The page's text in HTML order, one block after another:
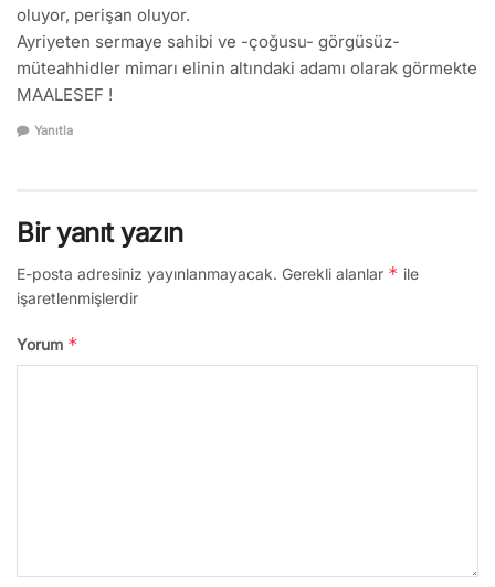
oluyor, perişan oluyor.
Ayriyeten sermaye sahibi ve -çoğusu- görgüsüz-
müteahhidler mimarı elinin altındaki adamı olarak görmekte
MAALESEF !
Yanıtla
Bir yanıt yazın
E-posta adresiniz yayınlanmayacak. Gerekli alanlar * ile
işaretlenmişlerdir
Yorum *